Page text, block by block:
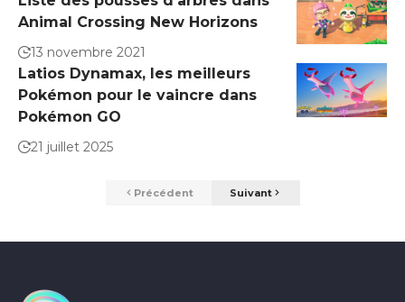
Animal Crossing New Horizons
13 novembre 2021
Latios Dynamax, les meilleurs
Pokémon pour le vaincre dans
Pokémon GO
21 juillet 2025
Précédent Suivant